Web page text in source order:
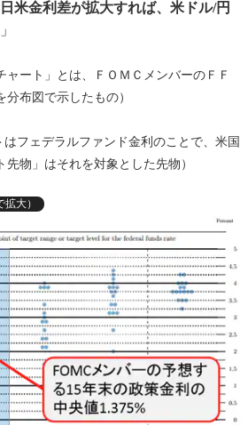
日米金利差が拡大すれば、米ドル/円
ャート」とは、ＦＯＭＣメンバーのＦＦ
布図で示したもの）
フェデラルファンド金利のことで、米国
物」はそれを対象とした先物）
大）